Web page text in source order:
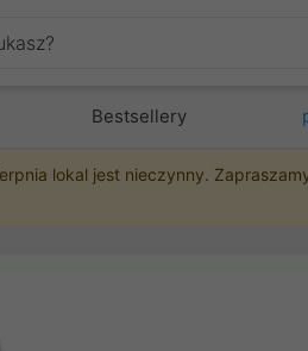
Bestsellery
lokal jest nieczynny.